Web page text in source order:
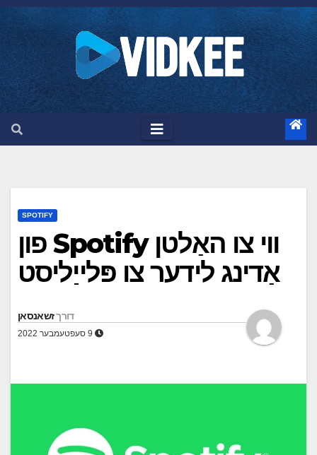
SPOTIFY
ווי צו האַלטן Spotify פון
אַדינג לידער צו פּלייַליסט
דורךזשאנסאן